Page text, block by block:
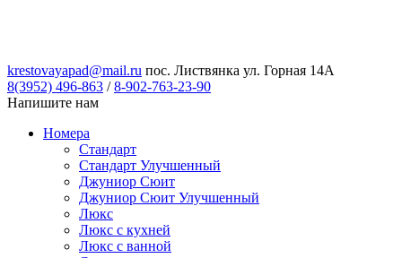
krestovayapad@mail.ru пос. Листвянка ул. Горная 14А
8(3952) 496-863 / 8-902-763-23-90
Напишите нам
Номера
Стандарт
Стандарт Улучшенный
Джуниор Сюит
Джуниор Сюит Улучшенный
Люкс
Люкс с кухней
Люкс с ванной